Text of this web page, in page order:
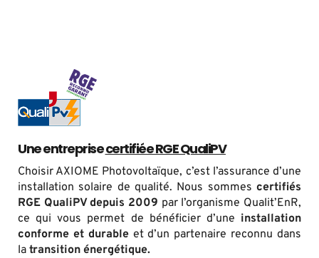
Une entreprise certifiée RGE QualiPV
Choisir AXIOME Photovoltaïque, c’est l’assurance d’une
installation solaire de qualité. Nous sommes certifiés
RGE QualiPV depuis 2009 par l’organisme Qualit’EnR,
ce qui vous permet de bénéficier d’une installation
conforme et durable et d’un partenaire reconnu dans
la transition énergétique.